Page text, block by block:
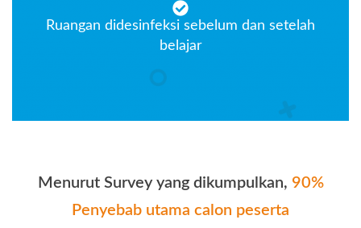
Ruangan didesinfeksi sebelum dan setelah
belajar
Menurut Survey yang dikumpulkan, 90%
Penyebab utama calon peserta